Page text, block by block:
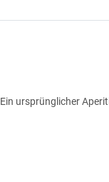
Ein ursprünglicher